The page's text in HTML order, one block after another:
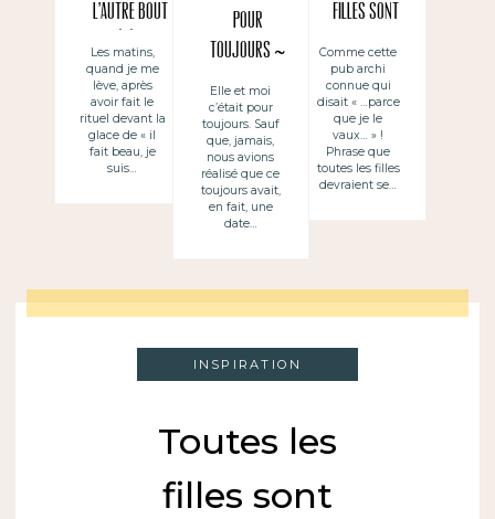
l’autre bout
du téléphone
Les matins,
quand je me
lève, après
avoir fait le
rituel devant la
glace de « il
fait beau, je
suis…
Pour
toujours ~
Para siempre
Elle et moi
c’était pour
toujours. Sauf
que, jamais,
nous avions
réalisé que ce
toujours avait,
en fait, une
date…
filles sont
belles
Comme cette
pub archi
connue qui
disait « …parce
que je le
vaux… » !
Phrase que
toutes les filles
devraient se…
INSPIRATION
Toutes les
filles sont